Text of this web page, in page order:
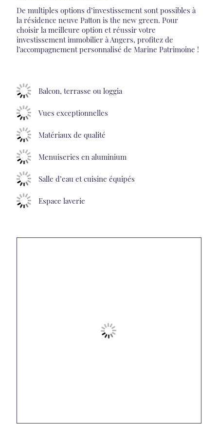
De multiples options d’investissement sont possibles à
la résidence neuve Patton is the new green. Pour
choisir la meilleure option et réussir votre
investissement immobilier à Angers, profitez de
l’accompagnement personnalisé de Marine Patrimoine !
Balcon, terrasse ou loggia
Vues exceptionnelles
Matériaux de qualité
Menuiseries en aluminium
Salle d’eau et cuisine équipés
Espace laverie